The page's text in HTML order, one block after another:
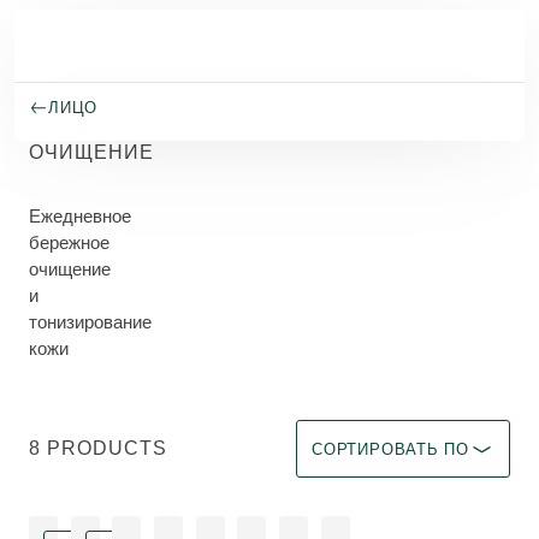
ЛИЦО
ОЧИЩЕНИЕ
Ежедневное
бережное
очищение
и
тонизирование
кожи
8 PRODUCTS СОРТИРОВАТЬ ПО